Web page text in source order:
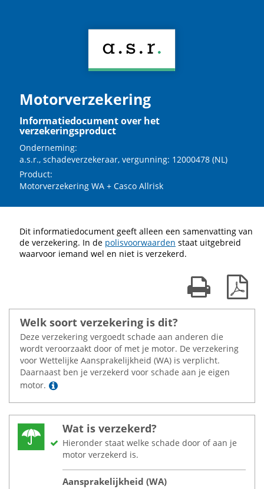
Motorverzekering
Informatiedocument over het
verzekeringsproduct
Onderneming:
a.s.r., schadeverzekeraar, vergunning: 12000478 (NL)
Product:
Motorverzekering WA + Casco Allrisk
Dit informatiedocument geeft alleen een samenvatting van
de verzekering. In de polisvoorwaarden staat uitgebreid
waarvoor iemand wel en niet is verzekerd.
Print kaart
Welk soort verzekering is dit?
Deze verzekering vergoedt schade aan anderen die
wordt veroorzaakt door of met je motor. De verzekering
voor Wettelijke Aansprakelijkheid (WA) is verplicht.
Daarnaast ben je verzekerd voor schade aan je eigen
motor.
Lees meer
Wat is verzekerd?
Hieronder staat welke schade door of aan je
motor verzekerd is.
Aansprakelijkheid (WA)